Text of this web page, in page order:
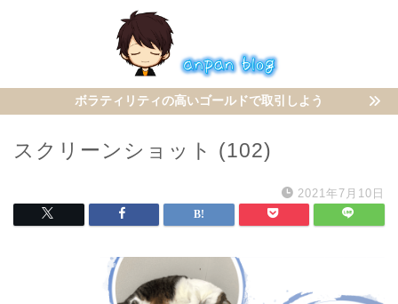
ボラティリティの高いゴールドで取引しよう
スクリーンショット (102)
2021年7月10日